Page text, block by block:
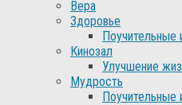
Вера
Здоровье
Поучительные
Кинозал
Улучшение
Мудрость
Поучительные